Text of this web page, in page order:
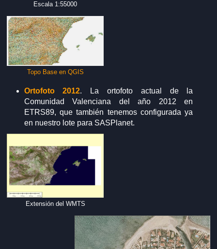
Escala 1:55000
Topo Base en QGIS
Ortofoto 2012. La ortofoto actual de la
Comunidad Valenciana del año 2012 en
ETRS89, que también tenemos configurada ya
en nuestro lote para SASPlanet.
Extensión del WMTS